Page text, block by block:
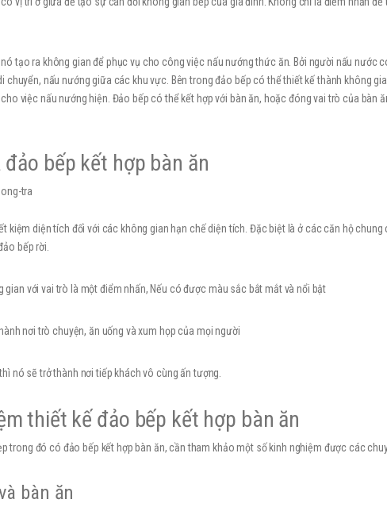
tạo ra không gian để phục vụ cho công việc nấu nướng thức ăn. Bởi người nấu nước
chuyển, nấu nướng giữa các khu vực. Bên trong đảo bếp có thể thiết kế thành không
việc nấu nướng hiện. Đảo bếp có thể kết hợp với bàn ăn, hoặc đóng vai trò của bàn
bếp kết hợp bàn ăn
kiệm diện tích đối với các không gian hạn chế diện tích. Đặc biệt là ở các căn hộ
bếp rời.
gian với vai trò là một điểm nhấn, Nếu có được màu sắc bắt mắt và nổi bật
nơi trò chuyện, ăn uống và xum họp của mọi người
nó sẽ trở thành nơi tiếp khách vô cùng ấn tượng.
thiết kế đảo bếp kết hợp bàn ăn
trong đó có đảo bếp kết hợp bàn ăn, cần tham khảo một số kinh nghiệm được các
bàn ăn